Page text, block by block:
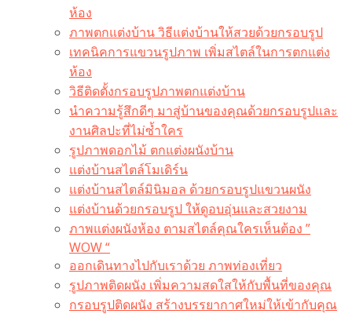
ห้อง
ภาพตกแต่งบ้าน วิธีแต่งบ้านให้สวยด้วยกรอบรูป
เทคนิคการแขวนรูปภาพ เพิ่มสไตล์ในการตกแต่ง
ห้อง
วิธีติดตั้งกรอบรูปภาพตกแต่งบ้าน
นำความรู้สึกดีๆ มาสู่บ้านของคุณด้วยกรอบรูปและ
งานศิลปะที่ไม่ซ้ำใคร
รูปภาพดอกไม้ ตกแต่งผนังบ้าน
แต่งบ้านสไตล์โมเดิร์น
แต่งบ้านสไตล์มินิมอล ด้วยกรอบรูปแขวนผนัง
แต่งบ้านด้วยกรอบรูป ให้ดูอบอุ่นและสวยงาม
ภาพแต่งผนังห้อง ตามสไตล์คุณใครเห็นต้อง ”
WOW “
ออกเดินทางไปกับเราด้วย ภาพท่องเที่ยว
รูปภาพติดผนัง เพิ่มความสดใสให้กับพื้นที่ของคุณ
กรอบรูปติดผนัง สร้างบรรยากาศใหม่ให้เข้ากับคุณ